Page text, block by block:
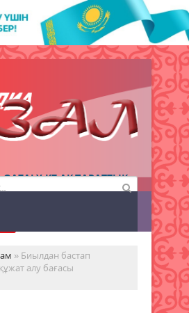
QAZALY.KZ АҚПАРАТТЫҚ
АГЕНТТІГІ
» Биылдан бастап
алу бағасы